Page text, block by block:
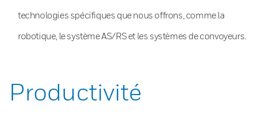
technologies spécifiques que nous offrons, comme la
robotique, le système AS/RS et les systèmes de convoyeurs.
Productivité